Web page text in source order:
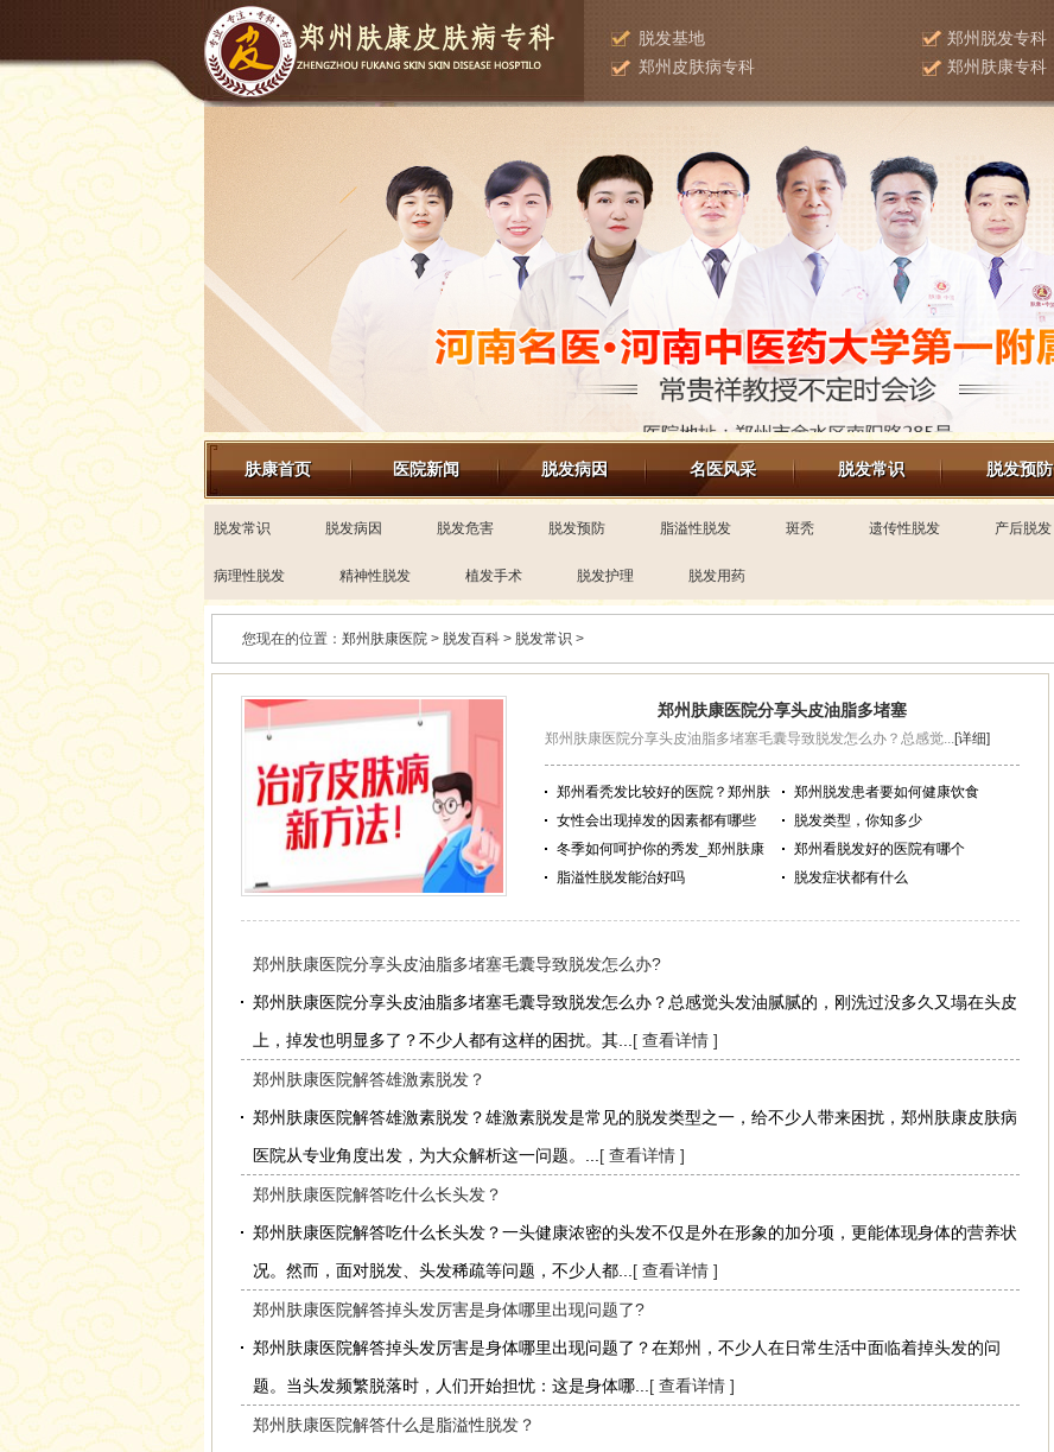
脱发基地
郑州脱发专科
郑州皮肤病专科
郑州肤康专科
肤康首页 医院新闻 脱发病因 名医风采 脱发常识 脱发预防
来院路线
脱发常识 脱发病因 脱发危害 脱发预防 脂溢性脱发 斑秃 遗传性脱发 产后脱发
病理性脱发 精神性脱发 植发手术 脱发护理 脱发用药
您现在的位置： 郑州肤康医院> 脱发百科> 脱发常识 >
郑州肤康医院分享头皮油脂多堵塞
郑州肤康医院分享头皮油脂多堵塞毛囊导致脱发怎么办？总感觉...[详细]
郑州看秃发比较好的医院？郑州肤
郑州脱发患者要如何健康饮食
女性会出现掉发的因素都有哪些
脱发类型，你知多少
冬季如何呵护你的秀发_郑州肤康
郑州看脱发好的医院有哪个
脂溢性脱发能治好吗
脱发症状都有什么
郑州肤康医院分享头皮油脂多堵塞毛囊导致脱发怎么办?
郑州肤康医院分享头皮油脂多堵塞毛囊导致脱发怎么办？总感觉头发油腻腻的，刚洗过没多久又塌在头皮
上，掉发也明显多了？不少人都有这样的困扰。其... [ 查看详情 ]
郑州肤康医院解答雄激素脱发？
郑州肤康医院解答雄激素脱发？雄激素脱发是常见的脱发类型之一，给不少人带来困扰，郑州肤康皮肤病
医院从专业角度出发，为大众解析这一问题。... [ 查看详情 ]
郑州肤康医院解答吃什么长头发？
郑州肤康医院解答吃什么长头发？一头健康浓密的头发不仅是外在形象的加分项，更能体现身体的营养状
况。然而，面对脱发、头发稀疏等问题，不少人都... [ 查看详情 ]
郑州肤康医院解答掉头发厉害是身体哪里出现问题了?
郑州肤康医院解答掉头发厉害是身体哪里出现问题了？在郑州，不少人在日常生活中面临着掉头发的问
题。当头发频繁脱落时，人们开始担忧：这是身体哪... [ 查看详情 ]
郑州肤康医院解答什么是脂溢性脱发？